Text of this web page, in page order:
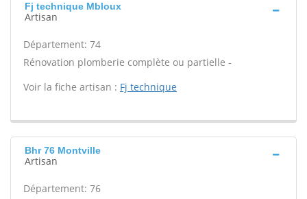
Fj technique Mbloux
Artisan
Département: 74
Rénovation plomberie complète ou partielle -
Voir la fiche artisan : Fj technique
Bhr 76 Montville
Artisan
Département: 76